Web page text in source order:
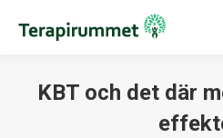
KBT och det där